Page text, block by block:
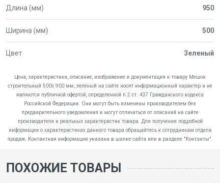
Длина (мм) 950
Ширина (мм) 500
Цвет Зеленый
Цена, характеристики, описание, изображение и документация к товару Мешок
строительный 500х 900 мм, зелёный на сайте носят информационный характер и не
являются публичной офертой, определенной п.2 ст. 437 Гражданского кодекса
Российской Федерации. Они могут быть изменены производителем без
предварительного уведомления и могут отличаться от описаний на сайте
производителя и реальных характеристик товара. Для получения подробной
информации о характеристиках данного товара обращайтесь к сотрудникам отдела
продаж. Контактная информация указана в шапке сайта или в разделе "Контакты".
ПОХОЖИЕ ТОВАРЫ